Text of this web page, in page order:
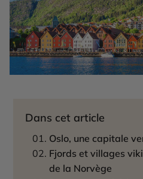
Dans cet article
Oslo, une capitale
Fjords et villages
de la Norvège